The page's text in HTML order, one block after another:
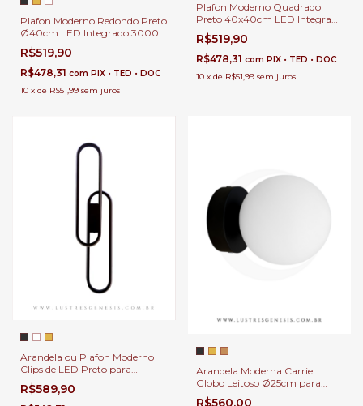
Plafon Moderno Redondo Preto
Ø40cm LED Integrado 3000k
para Quartos, Sala de Estar,
Hall de Entrada, Escritório e
Sala de Jantar
R$519,90
R$478,31 com PIX • TED • DOC
10 x de R$51,99 sem juros
Plafon Moderno Quadrado
Preto 40x40cm LED Integrado
3000k para Quartos, Sala de
Estar, Hall de Entrada,
Escritório e Sala de Jantar
R$519,90
R$478,31 com PIX • TED • DOC
10 x de R$51,99 sem juros
Arandela ou Plafon Moderno
Clips de LED Preto para
Quarto, Cabeceira de Cama,
Lavabo e Quarto Infantil
R$589,90
Arandela Moderna Carrie
Globo Leitoso Ø25cm para
Cabeceira de Cama e Lavabos
R$560,00